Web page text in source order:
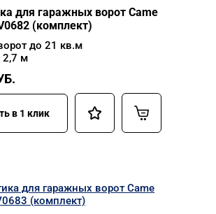
для гаражных ворот Came
(комплект)
до 21 кв.м
2,7 м
в 1 клик